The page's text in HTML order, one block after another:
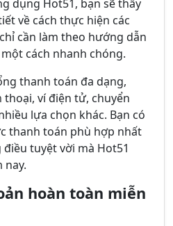
dụng Hot51, bạn sẽ thấy
về cách thực hiện các
cần làm theo hướng dẫn
cách nhanh chóng.
thanh toán đa dạng,
ví điện tử, chuyển
lựa chọn khác. Bạn có
thanh toán phù hợp nhất
tuyệt vời mà Hot51
nay.
hoàn toàn miễn